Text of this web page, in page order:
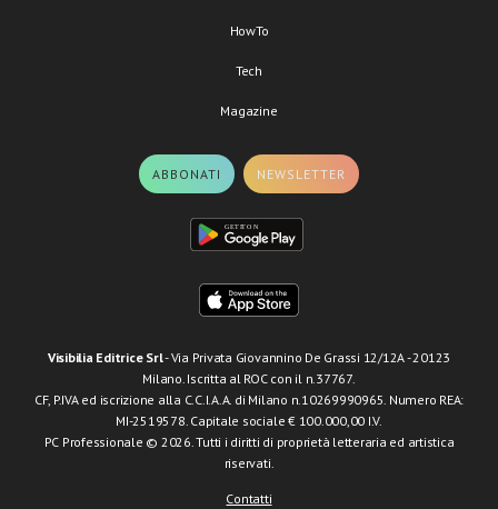
HowTo
Tech
Magazine
ABBONATI NEWSLETTER
Visibilia Editrice Srl- Via Privata Giovannino De Grassi 12/12A - 20123
Milano. Iscritta al ROC con il n.37767.
CF, P.IVA ed iscrizione alla C.C.I.A.A. di Milano n.10269990965. Numero REA:
MI-2519578. Capitale sociale € 100.000,00 I.V.
PC Professionale © 2026. Tutti i diritti di proprietà letteraria ed artistica
riservati.
Contatti